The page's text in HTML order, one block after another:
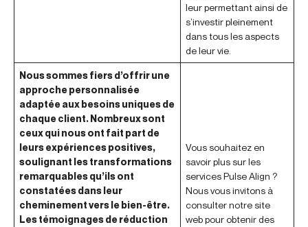
leur permettant ainsi de
s’investir pleinement
dans tous les aspects
de leur vie.
Nous sommes fiers d’offrir une
approche personnalisée
adaptée aux besoins uniques de
chaque client. Nombreux sont
ceux qui nous ont fait part de
leurs expériences positives,
soulignant les transformations
remarquables qu’ils ont
constatées dans leur
cheminement vers le bien-être.
Les témoignages de réduction
Vous souhaitez en
savoir plus sur les
services Pulse Align ?
Nous vous invitons à
consulter notre site
web pour obtenir des